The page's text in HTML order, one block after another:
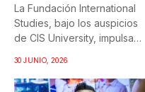
La Fundación International
Studies, bajo los auspicios
de CIS University, impulsa
30 JUNIO, 2026